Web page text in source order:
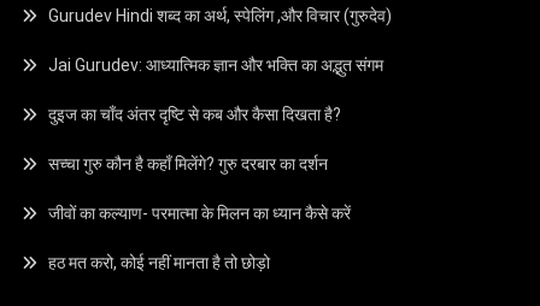
Gurudev Hindi शब्द का अर्थ, स्पेलिंग ,और विचार (गुरुदेव)
Jai Gurudev: आध्यात्मिक ज्ञान और भक्ति का अद्भुत संगम
दुइज का चाँद अंतर दृष्टि से कब और कैसा दिखता है?
सच्चा गुरु कौन है कहाँ मिलेंगे? गुरु दरबार का दर्शन
जीवों का कल्याण- परमात्मा के मिलन का ध्यान कैसे करें
हठ मत करो, कोई नहीं मानता है तो छोड़ो